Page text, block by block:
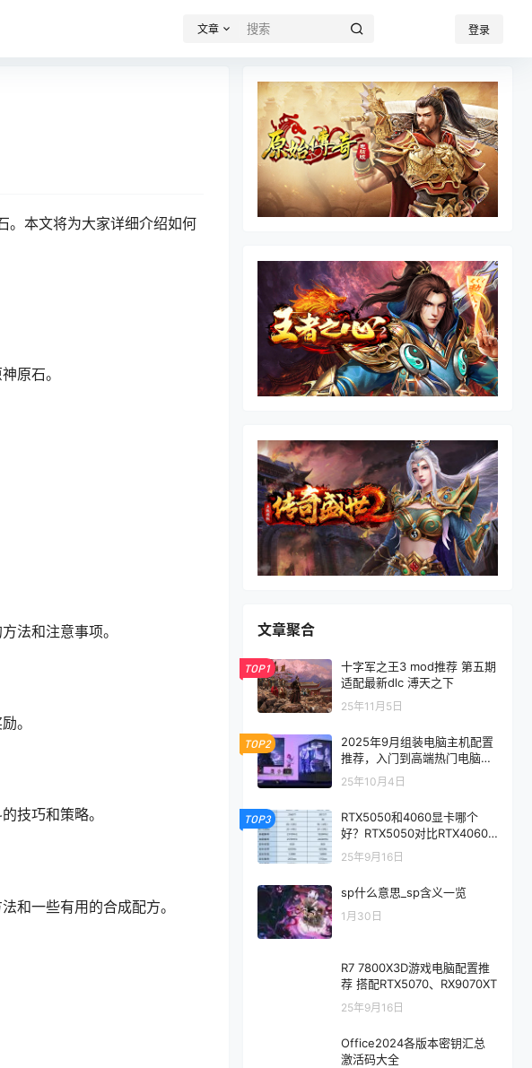
文章 登录
。本文将为大家详细介绍如何
原石。
法和注意事项。
。
技巧和策略。
和一些有用的合成配方。
文章聚合
TOP1
十字军之王3 mod推荐 第五期
适配最新dlc 溥天之下
25年11月5日
TOP2
2025年9月组装电脑主机配置
推荐，入门到高端热门电脑配
置方案
25年10月4日
TOP3
RTX5050和4060显卡哪个
好？RTX5050对比RTX4060/
5060性能评测
25年9月16日
sp什么意思_sp含义一览
1月30日
R7 7800X3D游戏电脑配置推
荐 搭配RTX5070、RX9070XT
25年9月16日
Office2024各版本密钥汇总
激活码大全